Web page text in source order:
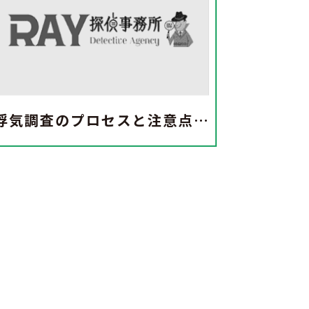
浮気調査のプロセスと注意点―探偵が語る浮気調査の舞台裏